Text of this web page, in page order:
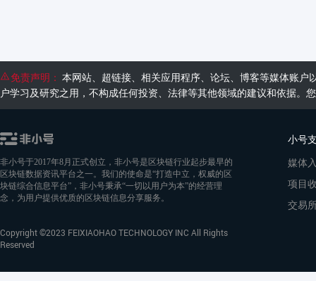
免责声明： 本网站、超链接、相关应用程序、论坛、博客等媒体账
户学习及研究之用，不构成任何投资、法律等其他领域的建议和依据
非小号于2017年8月正式创立，非小号是区块链行业起步最早的
区块链数据资讯平台之一。我们的使命是“打造中立，权威的区
块链综合信息平台”，非小号秉承“一切以用户为本”的经营理
念，为用户提供优质的区块链信息分享服务。
Copyright ©2023 FEIXIAOHAO TECHNOLOGY INC All Rights
Reserved
小号
媒体
项目
交易